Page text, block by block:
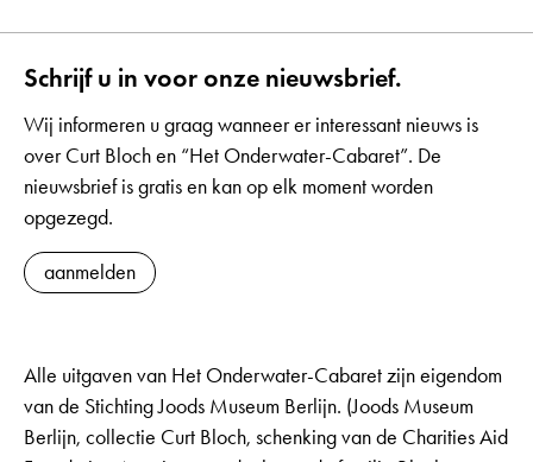
Schrijf u in voor onze nieuwsbrief.
Wij informeren u graag wanneer er interessant nieuws is
over Curt Bloch en “Het Onderwater-Cabaret”. De
nieuwsbrief is gratis en kan op elk moment worden
opgezegd.
aanmelden
Alle uitgaven van Het Onderwater-Cabaret zijn eigendom
van de Stichting Joods Museum Berlijn. (Joods Museum
Berlijn, collectie Curt Bloch, schenking van de Charities Aid